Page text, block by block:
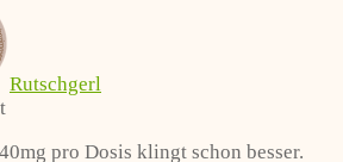
Rutschgerl
pro Dosis klingt schon besser.